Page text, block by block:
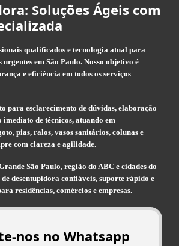
Soluções Ágeis com
qualificados e tecnologia atual para
em São Paulo. Nosso objetivo é
e eficiência em todos os serviços
para esclarecimento de dúvidas, elaboração
imediato de técnicos, atuando em
pias, ralos, vasos sanitários, colunas e
com clareza e agilidade.
São Paulo, região do ABC e cidades do
desentupidora confiáveis, suporte rápido e
residências, comércios e empresas.
nos no Whatsapp